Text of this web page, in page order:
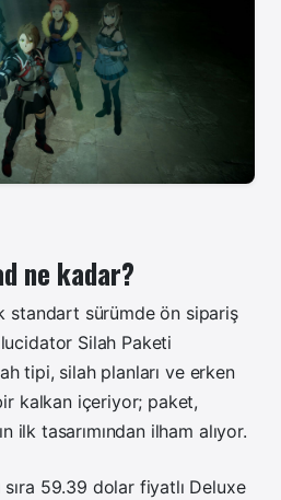
ne kadar?
standart sürümde ön sipariş
Silah Paketi
tipi, silah planları ve erken
kalkan içeriyor; paket,
ilk tasarımından ilham alıyor.
59.39 dolar fiyatlı Deluxe